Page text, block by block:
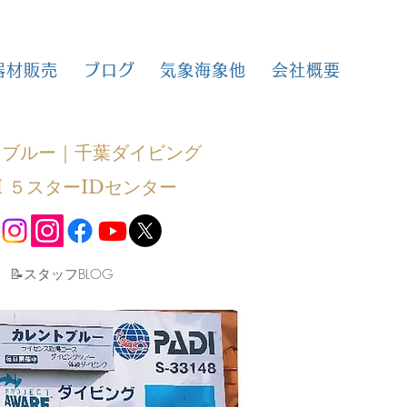
材販売 ブログ 気象海象他 会社概要
ルー｜千葉ダイビング
スターIDセンター
​📝スタッフBLOG